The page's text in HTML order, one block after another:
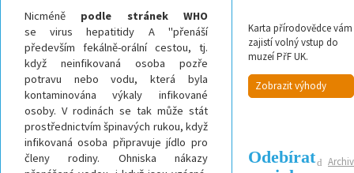
Nicméně podle stránek WHO
se virus hepatitidy A "přenáší
především fekálně-orální cestou, tj.
když neinfikovaná osoba pozře
potravu nebo vodu, která byla
kontaminována výkaly infikované
osoby. V rodinách se tak může stát
prostřednictvím špinavých rukou, když
infikovaná osoba připravuje jídlo pro
členy rodiny. Ohniska nákazy
Karta přírodovědce vám
zajistí volný vstup do
muzeí PřF UK.
Zobrazit výhody
Archiv
Odebírat